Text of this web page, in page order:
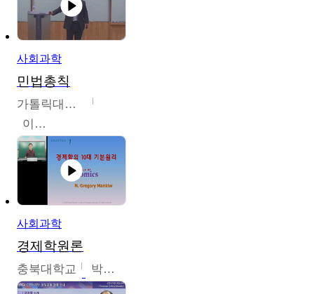
사회과학
민법총칙
가톨릭대학교
이홍민
사회과학
경제학원론
충북대학교 박철호